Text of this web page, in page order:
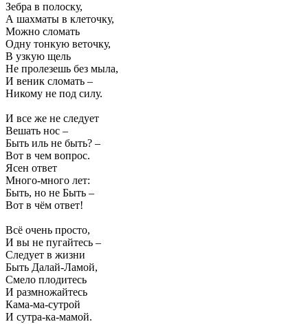
Зебра в полоску,
А шахматы в клеточку,
Можно сломать
Одну тонкую веточку,
В узкую щель
Не пролезешь без мыла,
И веник сломать –
Никому не под силу.
И все же не следует
Вешать нос –
Быть иль не быть? –
Вот в чем вопрос.
Ясен ответ
Много-много лет:
Быть, но не Быть –
Вот в чём ответ!
Всё очень просто,
И вы не пугайтесь –
Следует в жизни
Быть Далай-Ламой,
Смело плодитесь
И размножайтесь
Кама-ма-сутрой
И сутра-ка-мамой.